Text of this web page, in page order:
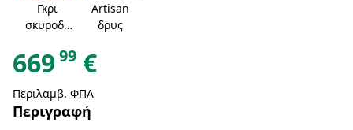
Γκρι
σκυροδέ
Artisan
δρυς
66999 €
Περιλαμβ. ΦΠΑ
Περιγραφή